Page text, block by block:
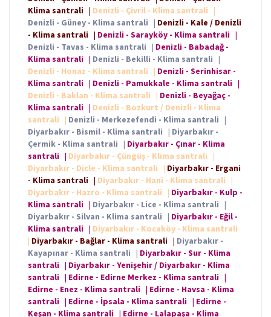
Klima santrali | Denizli - Çivril - Klima santrali |
Denizli - Güney - Klima santrali | Denizli - Kale / Denizli
- Klima santrali | Denizli - Sarayköy - Klima santrali |
Denizli - Tavas - Klima santrali | Denizli - Babadağ -
Klima santrali | Denizli - Bekilli - Klima santrali |
Denizli - Honaz - Klima santrali | Denizli - Serinhisar -
Klima santrali | Denizli - Pamukkale - Klima santrali |
Denizli - Baklan - Klima santrali | Denizli - Beyağaç -
Klima santrali | Denizli - Bozkurt / Denizli - Klima
santrali | Denizli - Merkezefendi - Klima santrali |
Diyarbakır - Bismil - Klima santrali | Diyarbakır -
Çermik - Klima santrali | Diyarbakır - Çınar - Klima
santrali | Diyarbakır - Çüngüş - Klima santrali |
Diyarbakır - Dicle - Klima santrali | Diyarbakır - Ergani
- Klima santrali | Diyarbakır - Hani - Klima santrali |
Diyarbakır - Hazro - Klima santrali | Diyarbakır - Kulp -
Klima santrali | Diyarbakır - Lice - Klima santrali |
Diyarbakır - Silvan - Klima santrali | Diyarbakır - Eğil -
Klima santrali | Diyarbakır - Kocaköy - Klima santrali
| Diyarbakır - Bağlar - Klima santrali | Diyarbakır -
Kayapınar - Klima santrali | Diyarbakır - Sur - Klima
santrali | Diyarbakır - Yenişehir / Diyarbakır - Klima
santrali | Edirne - Edirne Merkez - Klima santrali |
Edirne - Enez - Klima santrali | Edirne - Havsa - Klima
santrali | Edirne - İpsala - Klima santrali | Edirne -
Keşan - Klima santrali | Edirne - Lalapaşa - Klima